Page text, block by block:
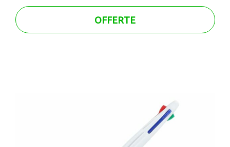
OFFERTE